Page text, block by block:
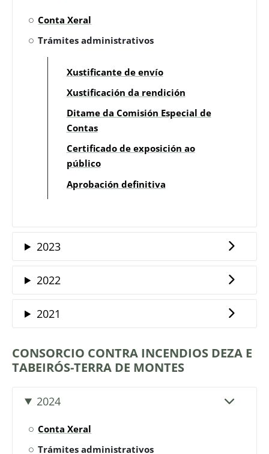
Conta Xeral
Trámites administrativos
Xustificante de envío
Xustificación da rendición
Ditame da Comisión Especial de
Contas
Certificado de exposición ao
público
Aprobación definitiva
2023
2022
2021
CONSORCIO CONTRA INCENDIOS DEZA E
TABEIRÓS-TERRA DE MONTES
2024
Conta Xeral
Trámites administrativos